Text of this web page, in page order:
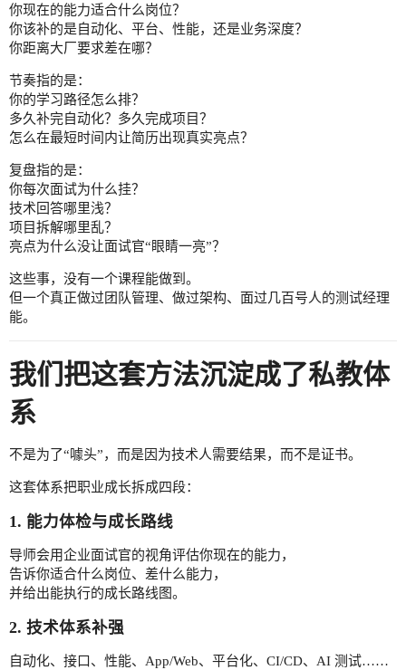
你现在的能力适合什么岗位？
你该补的是自动化、平台、性能，还是业务深度？
你距离大厂要求差在哪？
节奏指的是：
你的学习路径怎么排？
多久补完自动化？多久完成项目？
怎么在最短时间内让简历出现真实亮点？
复盘指的是：
你每次面试为什么挂？
技术回答哪里浅？
项目拆解哪里乱？
亮点为什么没让面试官“眼睛一亮”？
这些事，没有一个课程能做到。
但一个真正做过团队管理、做过架构、面过几百号人的测试经理
能。
我们把这套方法沉淀成了私教体
系
不是为了“噱头”，而是因为技术人需要结果，而不是证书。
这套体系把职业成长拆成四段：
1. 能力体检与成长路线
导师会用企业面试官的视角评估你现在的能力，
告诉你适合什么岗位、差什么能力，
并给出能执行的成长路线图。
2. 技术体系补强
自动化、接口、性能、App/Web、平台化、CI/CD、AI 测试……